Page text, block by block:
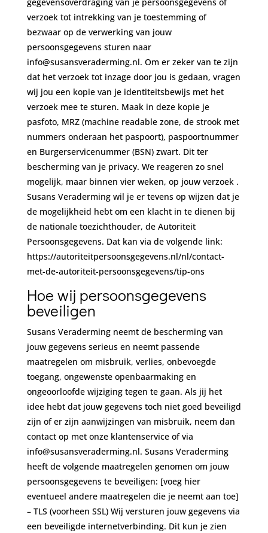
gegevensoverdraging van je persoonsgegevens of
verzoek tot intrekking van je toestemming of
bezwaar op de verwerking van jouw
persoonsgegevens sturen naar
info@susansveraderming.nl. Om er zeker van te zijn
dat het verzoek tot inzage door jou is gedaan, vragen
wij jou een kopie van je identiteitsbewijs met het
verzoek mee te sturen. Maak in deze kopie je
pasfoto, MRZ (machine readable zone, de strook met
nummers onderaan het paspoort), paspoortnummer
en Burgerservicenummer (BSN) zwart. Dit ter
bescherming van je privacy. We reageren zo snel
mogelijk, maar binnen vier weken, op jouw verzoek .
Susans Veraderming wil je er tevens op wijzen dat je
de mogelijkheid hebt om een klacht in te dienen bij
de nationale toezichthouder, de Autoriteit
Persoonsgegevens. Dat kan via de volgende link:
https://autoriteitpersoonsgegevens.nl/nl/contact-
met-de-autoriteit-persoonsgegevens/tip-ons
Hoe wij persoonsgegevens
beveiligen
Susans Veraderming neemt de bescherming van
jouw gegevens serieus en neemt passende
maatregelen om misbruik, verlies, onbevoegde
toegang, ongewenste openbaarmaking en
ongeoorloofde wijziging tegen te gaan. Als jij het
idee hebt dat jouw gegevens toch niet goed beveiligd
zijn of er zijn aanwijzingen van misbruik, neem dan
contact op met onze klantenservice of via
info@susansveraderming.nl. Susans Veraderming
heeft de volgende maatregelen genomen om jouw
persoonsgegevens te beveiligen: [voeg hier
eventueel andere maatregelen die je neemt aan toe]
– TLS (voorheen SSL) Wij versturen jouw gegevens via
een beveiligde internetverbinding. Dit kun je zien